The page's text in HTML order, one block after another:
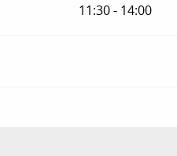
11:30 - 14:00